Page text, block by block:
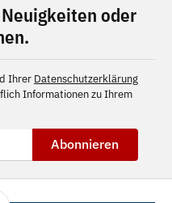
oder
Ihrer Datenschutzerklärung
Informationen zu Ihrem
Abonnieren